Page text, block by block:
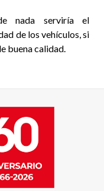
nada serviría el
de los vehículos, si
buena calidad.